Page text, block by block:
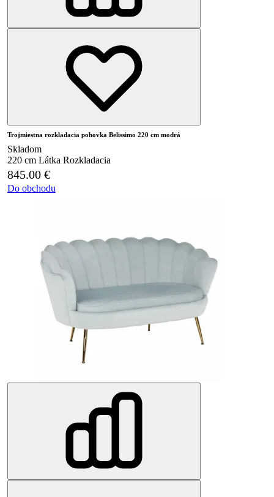
Trojmiestna rozkladacia pohovka Belissimo 220 cm modrá
Skladom
220 cm Látka Rozkladacia
845.00 €
Do obchodu